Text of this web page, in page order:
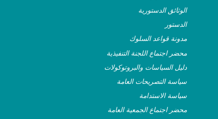
الوثائق الدستورية
الدستور
مدونة قواعد السلوك
محضر اجتماع اللجنة التنفيذية
دليل السياسات والبروتوكولات
سياسة التصريحات العامة
سياسة الاستدامة
محضر اجتماع الجمعية العامة